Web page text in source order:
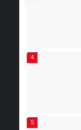
4
5